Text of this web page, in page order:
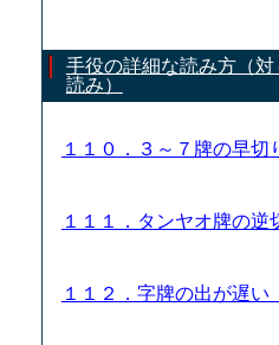
手役の詳細な読み方（
読み）
１１０．３～７牌の早
１１１．タンヤオ牌の
１１２．字牌の出が遅い